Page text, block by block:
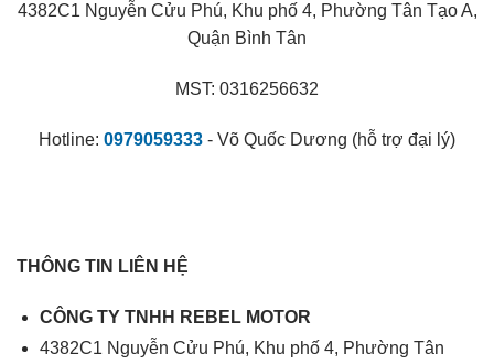
4382C1 Nguyễn Cửu Phú, Khu phố 4, Phường Tân Tạo A,
Quận Bình Tân
MST: 0316256632
Hotline: 0979059333 - Võ Quốc Dương (hỗ trợ đại lý)
THÔNG TIN LIÊN HỆ
CÔNG TY TNHH REBEL MOTOR
4382C1 Nguyễn Cửu Phú, Khu phố 4, Phường Tân